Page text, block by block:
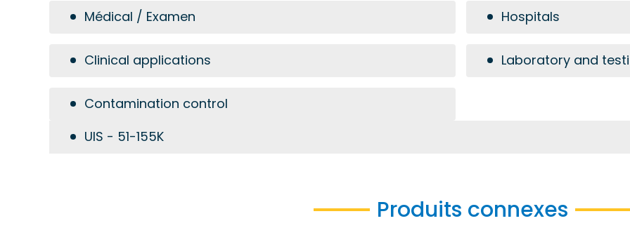
Médical / Examen Hospitals
Clinical applications Laboratory and
Contamination control
UIS - 51-155K
Produits connexes